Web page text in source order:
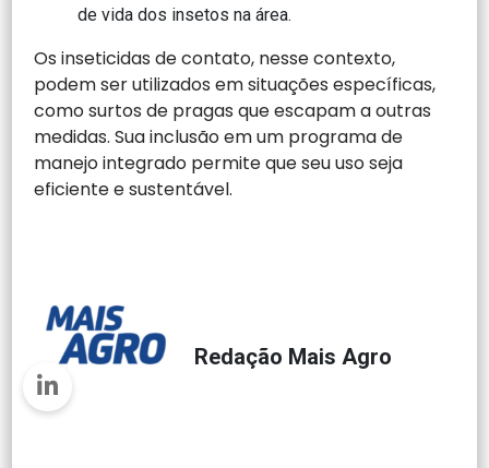
de vida dos insetos na área.
Os inseticidas de contato, nesse contexto,
podem ser utilizados em situações específicas,
como surtos de pragas que escapam a outras
medidas. Sua inclusão em um programa de
manejo integrado permite que seu uso seja
eficiente e sustentável.
Redação Mais Agro